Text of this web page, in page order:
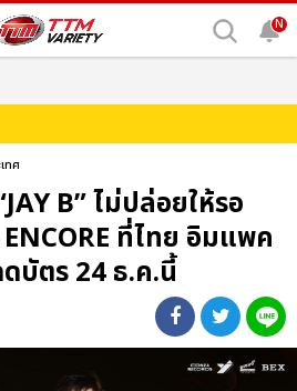
N
ทศ
B” ไม่ปล่อยให้รอ
ที่ไทย อิมแพค
บัตร 24 ธ.ค.นี้